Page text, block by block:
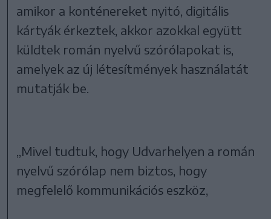
amikor a konténereket nyitó, digitális
kártyák érkeztek, akkor azokkal együtt
küldtek román nyelvű szórólapokat is,
amelyek az új létesítmények használatát
mutatják be.
„Mivel tudtuk, hogy Udvarhelyen a román
nyelvű szórólap nem biztos, hogy
megfelelő kommunikációs eszköz,